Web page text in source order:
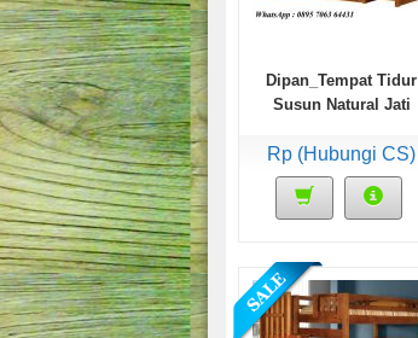
Dipan_Tempat Tidur
Susun Natural Jati
Rp (Hubungi CS)